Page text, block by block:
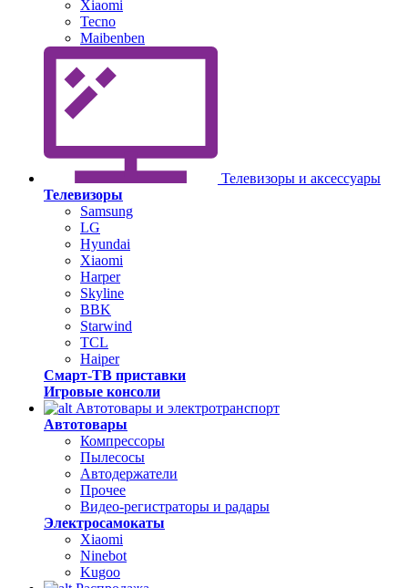
Xiaomi
Tecno
Maibenben
Телевизоры и аксессуары
Телевизоры
Samsung
LG
Hyundai
Xiaomi
Harper
Skyline
BBK
Starwind
TCL
Haiper
Смарт-ТВ приставки
Игровые консоли
Автотовары и электротранспорт
Автотовары
Компрессоры
Пылесосы
Автодержатели
Прочее
Видео-регистраторы и радары
Электросамокаты
Xiaomi
Ninebot
Kugoo